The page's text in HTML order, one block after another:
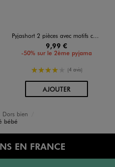
Pyjashort 2 pièces avec motifs chiens bébé garçon
9,99 €
-50% sur le 2ème pyjama
4/5 de moyenne
(4 avis)
AJOUTERAU PANIER
Dors bien
bébé
EN FRANCE